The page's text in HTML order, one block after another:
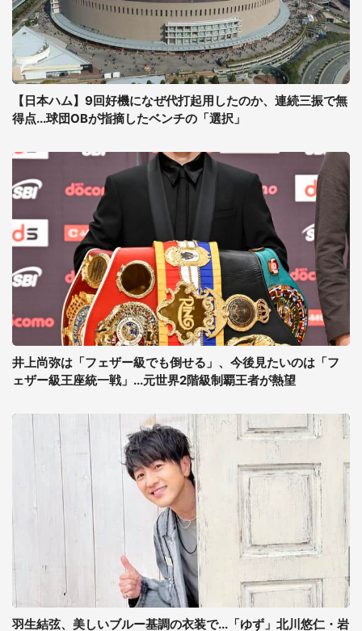
【日本ハム】9回好機になぜ代打起用したのか、連続三振で無
得点...球団OBが指摘したベンチの「選択」
井上尚弥は「フェザー級でも倒せる」、今後見たいのは「フ
ェザー級王座統一戦」...元世界2階級制覇王者が熱望
羽生結弦、美しいブルー基調の衣装で...「ゆず」北川悠仁・岩